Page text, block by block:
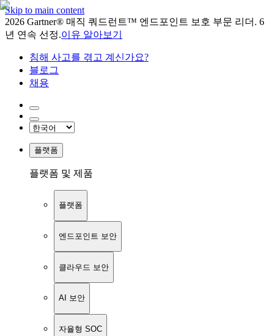
Skip to main content
2026 Gartner® 매직 쿼드런트™ 엔드포인트 보호 부문 리더. 6
년 연속 선정.이유 알아보기
침해 사고를 겪고 계신가요?
블로그
채용
플랫폼
플랫폼 및 제품
플랫폼
엔드포인트 보안
클라우드 보안
AI 보안
자율형 SOC